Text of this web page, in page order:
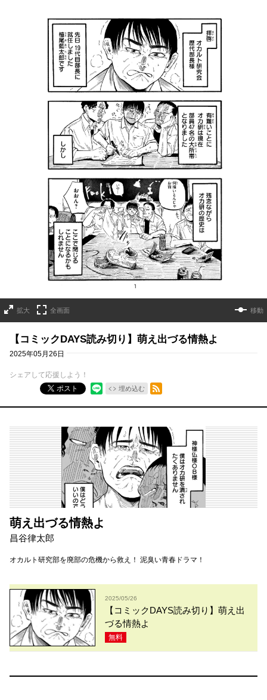
拡大 全画面 移動
【コミックDAYS読み切り】萌え出づる情熱よ
2025年05月26日
シェアして応援しよう！
ポスト
埋め込む
RSSフィード
萌え出づる情熱よ
昌谷律太郎
オカルト研究部を廃部の危機から救え！ 泥臭い青春ドラマ！
2025/05/26
【コミックDAYS読み切り】萌え出
づる情熱よ
無料